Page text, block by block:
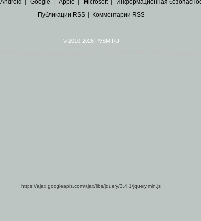
Android Google Apple Microsoft| Информационная
Публикации RSS| Комментарии RSS
© 2010-2026 PVSM.RU
https://ajax.googleapis.com/ajax/libs/jquery/3.4.1/jquery.min.js